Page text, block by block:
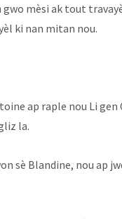
mèsi ak tout
ki nan mitan nou.
ap raple nou Li
la.
sè Blandine, nou ap